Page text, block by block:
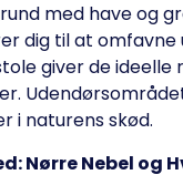
med have
dig til at
giver de ideelle
i naturens skød.
Nørre Nebel og